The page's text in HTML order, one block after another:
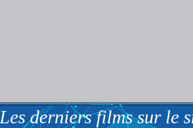
Les derniers films sur le